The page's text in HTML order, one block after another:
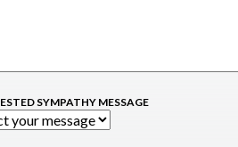
SYMPATHY MESSAGE